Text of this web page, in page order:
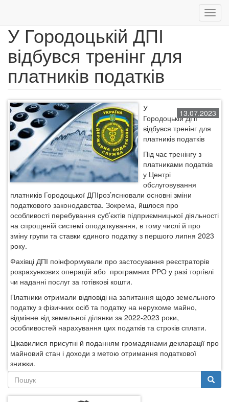
Перейти
основного
У Городоцькій ДПІ
відбувся тренінг для
платників податків
13.07.2023
У
Городоцькій ДПІ
відбувся тренінг для
платників податків
Під час тренінгу з
платниками податків
у Центрі
обслуговування
платників Городоцької ДПІроз’яснювали основні зміни
податкового законодавства. Зокрема, йшлося про
особливості перебування суб’єктів підприємницької діяльності
на спрощеній системі оподаткування, в тому числі й про
зміну групи та ставки єдиного податку з першого липня 2023
року.
Фахівці ДПІ поінформували про застосування реєстраторів
розрахункових операцій або програмних РРО у разі торгівлі
чи наданні послуг за готівкові кошти.
Платники отримали відповіді на запитання щодо земельного
податку з фізичних осіб та податку на нерухоме майно,
відмінне від земельної ділянки за 2022-2023 роки,
особливостей нарахування цих податків та строків сплати.
Цікавилися присутні й поданням громадянами декларації про
майновий стан і доходи з метою отримання податкової
знижки.
Пошукова
форма
Пошук